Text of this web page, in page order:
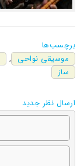
برچسب‌ها
موسیقی نواحی
,
ساز
ارسال نظر جدید